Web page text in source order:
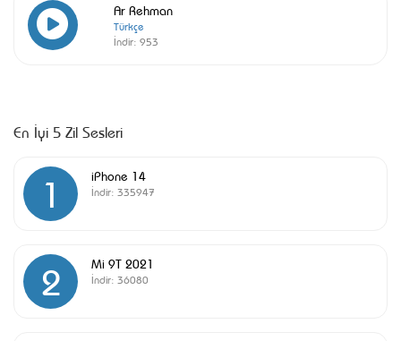
Ar Rehman
Türkçe
İndir: 953
En İyi 5 Zil Sesleri
1 iPhone 14
İndir: 335947
2 Mi 9T 2021
İndir: 36080